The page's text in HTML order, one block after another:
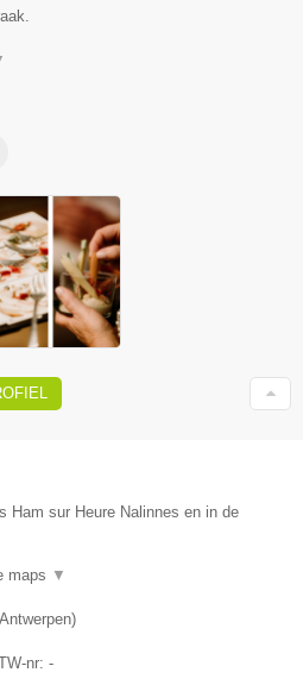
Ham sur Heure Nalinnes en in de
maps ▼
Antwerpen)
nr: -